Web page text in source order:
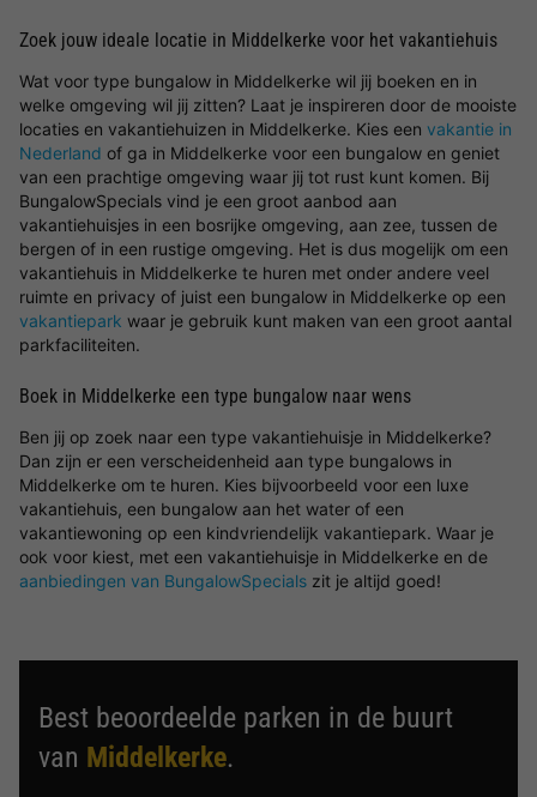
Zoek jouw ideale locatie in Middelkerke voor het vakantiehuis
Wat voor type bungalow in Middelkerke wil jij boeken en in
welke omgeving wil jij zitten? Laat je inspireren door de mooiste
locaties en vakantiehuizen in Middelkerke. Kies een vakantie in
Nederland of ga in Middelkerke voor een bungalow en geniet
van een prachtige omgeving waar jij tot rust kunt komen. Bij
BungalowSpecials vind je een groot aanbod aan
vakantiehuisjes in een bosrijke omgeving, aan zee, tussen de
bergen of in een rustige omgeving. Het is dus mogelijk om een
vakantiehuis in Middelkerke te huren met onder andere veel
ruimte en privacy of juist een bungalow in Middelkerke op een
vakantiepark waar je gebruik kunt maken van een groot aantal
parkfaciliteiten.
Boek in Middelkerke een type bungalow naar wens
Ben jij op zoek naar een type vakantiehuisje in Middelkerke?
Dan zijn er een verscheidenheid aan type bungalows in
Middelkerke om te huren. Kies bijvoorbeeld voor een luxe
vakantiehuis, een bungalow aan het water of een
vakantiewoning op een kindvriendelijk vakantiepark. Waar je
ook voor kiest, met een vakantiehuisje in Middelkerke en de
aanbiedingen van BungalowSpecials zit je altijd goed!
Best beoordeelde parken in de buurt
van Middelkerke.